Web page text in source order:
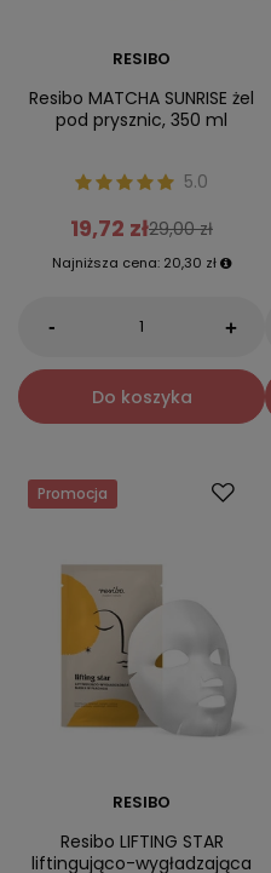
RESIBO
Resibo MATCHA SUNRISE żel
pod prysznic, 350 ml
5.0
19,72 zł29,00 zł
Najniższa cena: 20,30 zł
- +
Do koszyka
Promocja
RESIBO
Resibo LIFTING STAR
liftingująco-wygładzająca